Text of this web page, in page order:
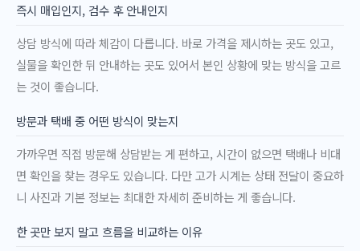
즉시 매입인지, 검수 후 안내인지
상담 방식에 따라 체감이 다릅니다. 바로 가격을 제시하는 곳도 있고,
실물을 확인한 뒤 안내하는 곳도 있어서 본인 상황에 맞는 방식을 고르
는 것이 좋습니다.
방문과 택배 중 어떤 방식이 맞는지
가까우면 직접 방문해 상담받는 게 편하고, 시간이 없으면 택배나 비대
면 확인을 찾는 경우도 있습니다. 다만 고가 시계는 상태 전달이 중요하
니 사진과 기본 정보는 최대한 자세히 준비하는 게 좋습니다.
한 곳만 보지 말고 흐름을 비교하는 이유